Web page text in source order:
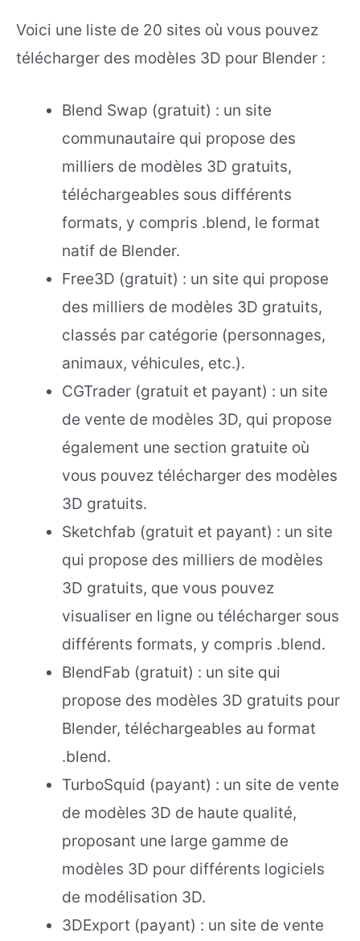
Voici une liste de 20 sites où vous pouvez
télécharger des modèles 3D pour Blender :
Blend Swap (gratuit) : un site
communautaire qui propose des
milliers de modèles 3D gratuits,
téléchargeables sous différents
formats, y compris .blend, le format
natif de Blender.
Free3D (gratuit) : un site qui propose
des milliers de modèles 3D gratuits,
classés par catégorie (personnages,
animaux, véhicules, etc.).
CGTrader (gratuit et payant) : un site
de vente de modèles 3D, qui propose
également une section gratuite où
vous pouvez télécharger des modèles
3D gratuits.
Sketchfab (gratuit et payant) : un site
qui propose des milliers de modèles
3D gratuits, que vous pouvez
visualiser en ligne ou télécharger sous
différents formats, y compris .blend.
BlendFab (gratuit) : un site qui
propose des modèles 3D gratuits pour
Blender, téléchargeables au format
.blend.
TurboSquid (payant) : un site de vente
de modèles 3D de haute qualité,
proposant une large gamme de
modèles 3D pour différents logiciels
de modélisation 3D.
3DExport (payant) : un site de vente